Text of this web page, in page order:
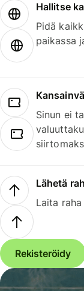
Hallitse
Pidä
paikassa
Sinun ei
Lähetä
Laita
Rekisteröidy